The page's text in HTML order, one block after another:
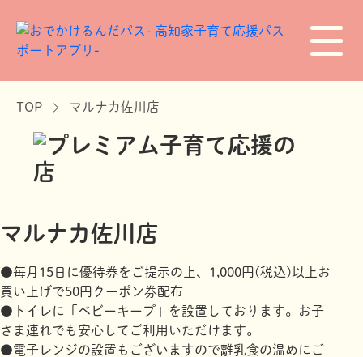
TOP マルナカ佐川店
マルナカ佐川店
●毎月15日に優待券をご提示の上、1,000円(税込)以上お
買い上げで50円クーポン券配布
●トイレに「ベビーキープ」を設置しております。お子
さま連れでも安心してご利用いただけます。
●電子レンジの設置もございますので離乳食の温めにご